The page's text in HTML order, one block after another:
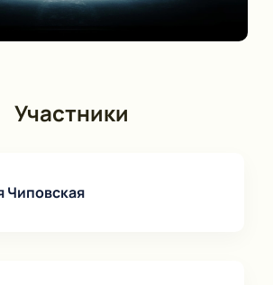
Участники
Чиповская